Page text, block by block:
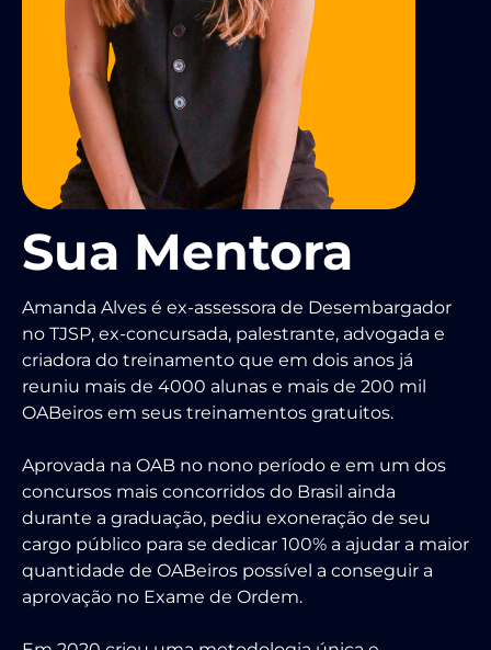
Sua Mentora
Amanda Alves é ex-assessora de Desembargador
no TJSP, ex-concursada, palestrante, advogada e
criadora do treinamento que em dois anos já
reuniu mais de 4000 alunas e mais de 200 mil
OABeiros em seus treinamentos gratuitos.
Aprovada na OAB no nono período e em um dos
concursos mais concorridos do Brasil ainda
durante a graduação, pediu exoneração de seu
cargo público para se dedicar 100% a ajudar a maior
quantidade de OABeiros possível a conseguir a
aprovação no Exame de Ordem.